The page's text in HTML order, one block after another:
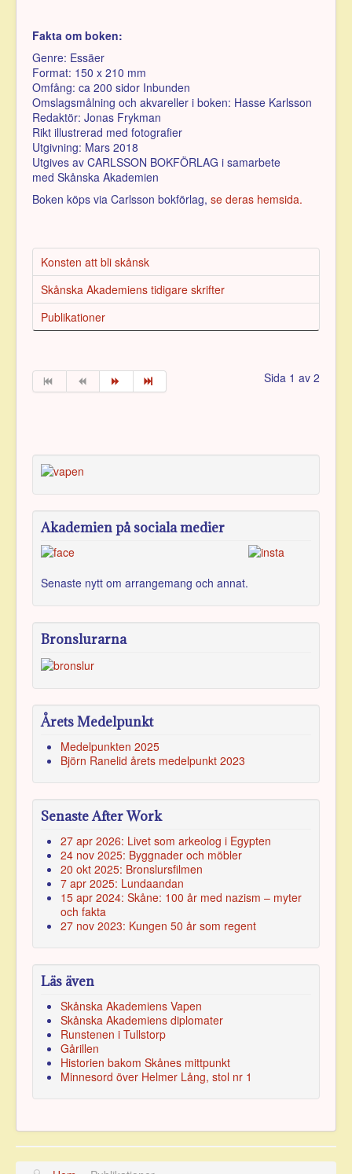
Fakta om boken:
Genre: Essäer
Format: 150 x 210 mm
Omfång: ca 200 sidor Inbunden
Omslagsmålning och akvareller i boken: Hasse Karlsson
Redaktör: Jonas Frykman
Rikt illustrerad med fotografier
Utgivning: Mars 2018
Utgives av CARLSSON BOKFÖRLAG i samarbete
med Skånska Akademien
Boken köps via Carlsson bokförlag, se deras hemsida.
Konsten att bli skånsk
Skånska Akademiens tidigare skrifter
Publikationer
Sida 1 av 2
Akademien på sociala medier
Senaste nytt om arran­gemang och annat.
Bronslurarna
Årets Medelpunkt
Medelpunkten 2025
Björn Ranelid årets medelpunkt 2023
Senaste After Work
27 apr 2026: Livet som arkeolog i Egypten
24 nov 2025: Byggnader och möbler
20 okt 2025: Bronslursfilmen
7 apr 2025: Lundaandan
15 apr 2024: Skåne: 100 år med nazism – myter
och fakta
27 nov 2023: Kungen 50 år som regent
Läs även
Skånska Akademiens Vapen
Skånska Akademiens diplomater
Runstenen i Tullstorp
Gårillen
Historien bakom Skånes mittpunkt
Minnesord över Helmer Lång, stol nr 1